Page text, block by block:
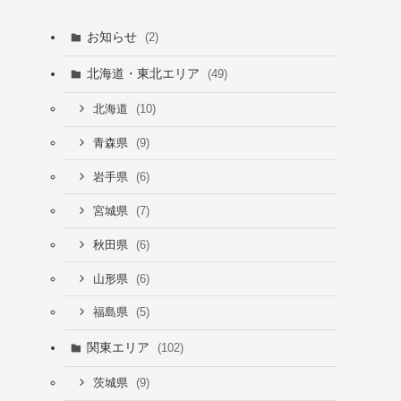
お知らせ (2)
北海道・東北エリア (49)
北海道 (10)
青森県 (9)
岩手県 (6)
宮城県 (7)
秋田県 (6)
山形県 (6)
福島県 (5)
関東エリア (102)
茨城県 (9)